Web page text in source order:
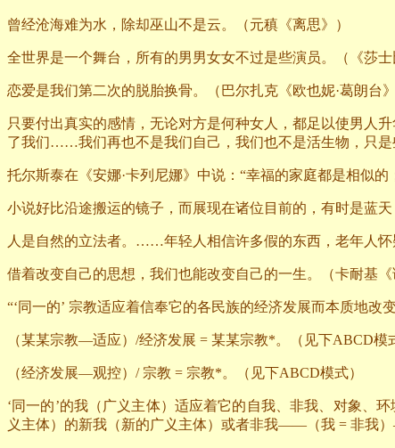
曾经沧海难为水，除却巫山不是云。（元稹《离思》）
全世界是一个舞台，所有的男男女女不过是些演员。（《莎士
恋爱是我们第二次的脱胎换骨。（巴尔扎克《欧也妮·葛朗台》
只要付出真实的感情，无论对方是何种女人，都足以使男
了我们……我们再也不是我们自己，我们也不是活生物，只是
托尔斯泰在《安娜·卡列尼娜》中说：“幸福的家庭都是相似
小说好比沿途搬运的镜子，而展现在诸位目前的，有时是蓝
人是自然的立法者。……年轻人相信许多假的东西，老年人怀
借着改变自己的思想，我们也能改变自己的一生。（卡耐基《
“‘同一的’ 宗教适应着信奉它的各民族的经济发展而本质地改
（某某宗教—适应） /经济发展 = 某某宗教*。（见下ABCD模
（经济发展—观控） / 宗教 = 宗教*。（见下ABCD模式）
‘同一的’的我（广义主体）适应着它的自我、非我、对象、
义主体）的新我（新的广义主体）或者非我——（我 = 非我